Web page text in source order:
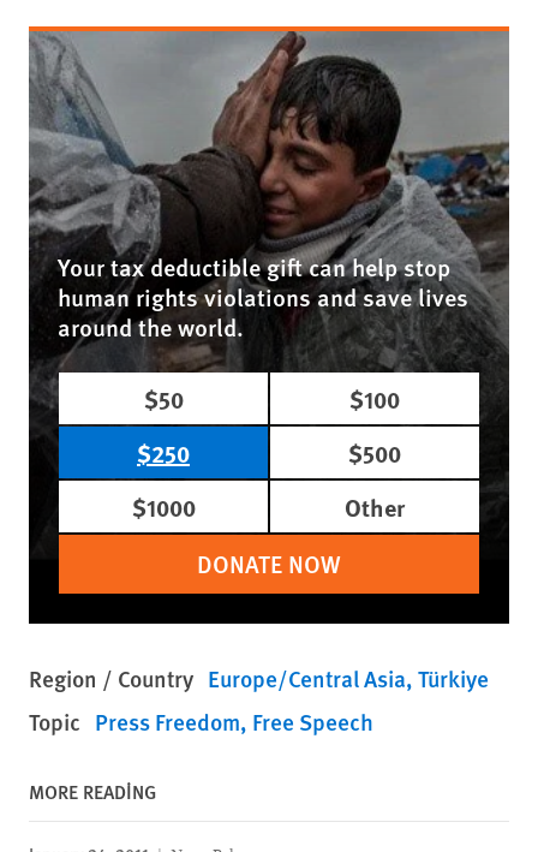
Your tax deductible gift can help stop
human rights violations and save lives
around the world.
$50
$100
$250
$500
$1000
Other
DONATE NOW
Region / Country Europe/Central Asia Türkiye
Topic Press Freedom Free Speech
MORE READING